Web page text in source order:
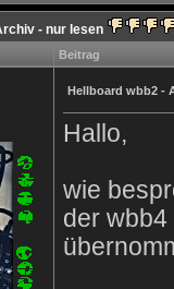
- nur lesen
Beitrag
Hellboard wbb2 -
Hallo,
wie
der wbb4